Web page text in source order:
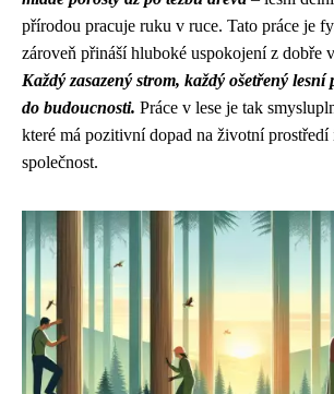
přírodou pracuje ruku v ruce. Tato práce je
zároveň přináší hluboké uspokojení z dobře
Každý zasazený strom, každý ošetřený lesní
do budoucnosti. Práce v lese je tak
které má pozitivní dopad na životní prostředí
společnost.